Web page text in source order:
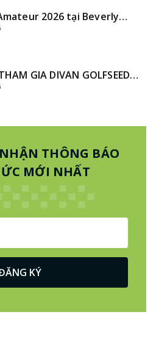
2026 tại Beverly
– Nơi hội tụ những golfer
GIA DIVAN GOLFSEED
THÔNG BÁO
MỚI NHẤT